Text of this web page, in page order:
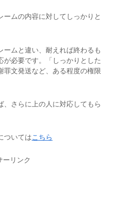
ムの内容に対してしっかりと
ムと違い、耐えれば終わるも
必要です。「しっかりとした
罪文発送など、ある程度の権限
、さらに上の人に対応してもら
ついてはこちら
ーリンク